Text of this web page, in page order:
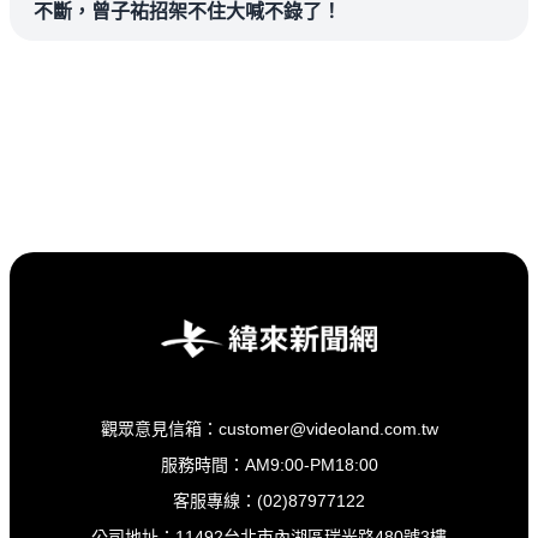
不斷，曾子祐招架不住大喊不錄了！
觀眾意見信箱：customer@videoland.com.tw
服務時間：AM9:00-PM18:00
客服專線：(02)87977122